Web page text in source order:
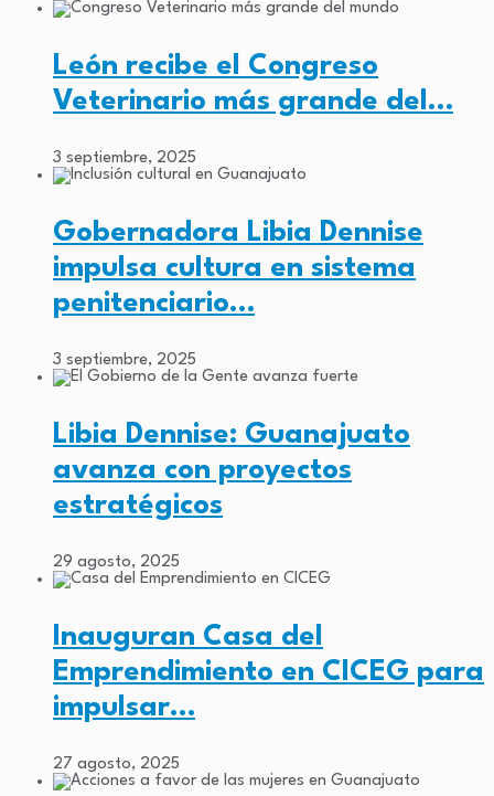
León recibe el Congreso
Veterinario más grande del…
3 septiembre, 2025
Gobernadora Libia Dennise
impulsa cultura en sistema
penitenciario…
3 septiembre, 2025
Libia Dennise: Guanajuato
avanza con proyectos
estratégicos
29 agosto, 2025
Inauguran Casa del
Emprendimiento en CICEG para
impulsar…
27 agosto, 2025